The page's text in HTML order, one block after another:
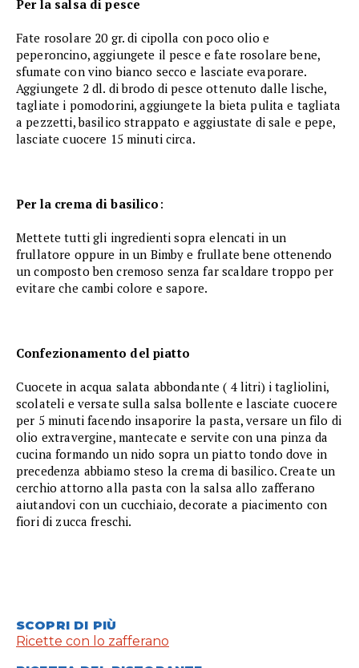
Per la salsa di pesce
Fate rosolare 20 gr. di cipolla con poco olio e
peperoncino, aggiungete il pesce e fate rosolare bene,
sfumate con vino bianco secco e lasciate evaporare.
Aggiungete 2 dl. di brodo di pesce ottenuto dalle lische,
tagliate i pomodorini, aggiungete la bieta pulita e tagliata
a pezzetti, basilico strappato e aggiustate di sale e pepe,
lasciate cuocere 15 minuti circa.
Per la crema di basilico :
Mettete tutti gli ingredienti sopra elencati in un
frullatore oppure in un Bimby e frullate bene ottenendo
un composto ben cremoso senza far scaldare troppo per
evitare che cambi colore e sapore.
Confezionamento del piatto
Cuocete in acqua salata abbondante ( 4 litri) i tagliolini,
scolateli e versate sulla salsa bollente e lasciate cuocere
per 5 minuti facendo insaporire la pasta, versare un filo di
olio extravergine, mantecate e servite con una pinza da
cucina formando un nido sopra un piatto tondo dove in
precedenza abbiamo steso la crema di basilico. Create un
cerchio attorno alla pasta con la salsa allo zafferano
aiutandovi con un cucchiaio, decorate a piacimento con
fiori di zucca freschi.
SCOPRI DI PIÙ
Ricette con lo zafferano